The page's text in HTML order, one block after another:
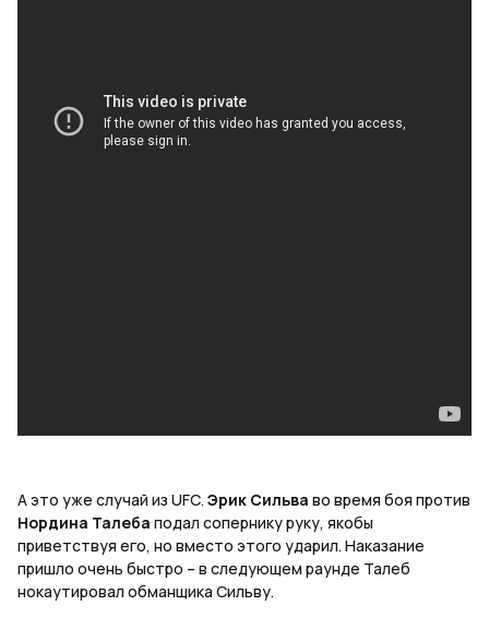
А это уже случай из UFC. Эрик Сильва во время боя против
Нордина Талеба подал сопернику руку, якобы
приветствуя его, но вместо этого ударил. Наказание
пришло очень быстро – в следующем раунде Талеб
нокаутировал обманщика Сильву.